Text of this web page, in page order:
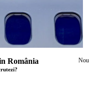
Nou
România